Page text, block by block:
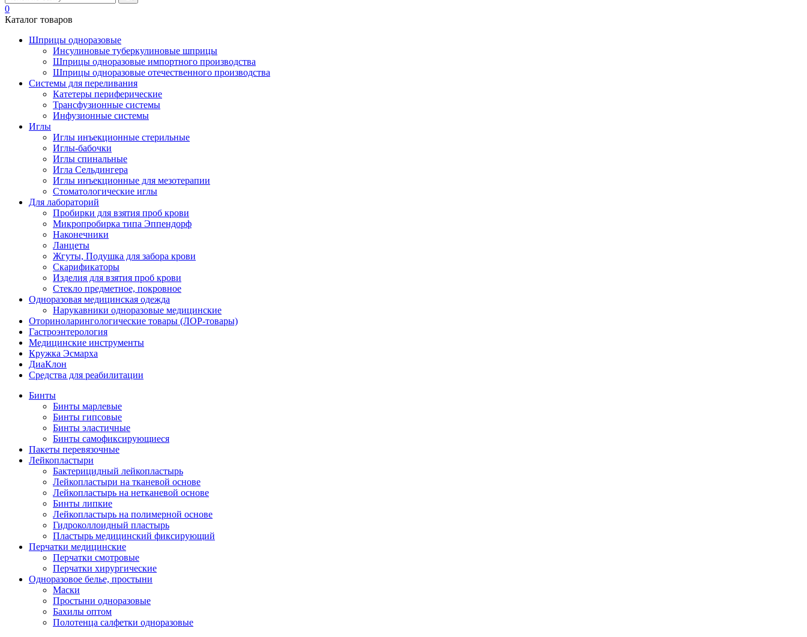
0
Каталог товаров
Шприцы одноразовые
Инсулиновые туберкулиновые шприцы
Шприцы одноразовые импортного производства
Шприцы одноразовые отечественного производства
Системы для переливания
Катетеры периферические
Трансфузионные системы
Инфузионные системы
Иглы
Иглы инъекционные стерильные
Иглы-бабочки
Иглы спинальные
Игла Сельдингера
Иглы инъекционные для мезотерапии
Стоматологические иглы
Для лабораторий
Пробирки для взятия проб крови
Микропробирка типа Эппендорф
Наконечники
Ланцеты
Жгуты, Подушка для забора крови
Скарификаторы
Изделия для взятия проб крови
Стекло предметное, покровное
Одноразовая медицинская одежда
Нарукавники одноразовые медицинские
Оториноларингологические товары (ЛОР-товары)
Гастроэнтерология
Медицинские инструменты
Кружка Эсмарха
ДиаКлон
Средства для реабилитации
Бинты
Бинты марлевые
Бинты гипсовые
Бинты эластичные
Бинты самофиксирующиеся
Пакеты перевязочные
Лейкопластыри
Бактерицидный лейкопластырь
Лейкопластыри на тканевой основе
Лейкопластырь на нетканевой основе
Бинты липкие
Лейкопластырь на полимерной основе
Гидроколлоидный пластырь
Пластырь медицинский фиксирующий
Перчатки медицинские
Перчатки смотровые
Перчатки хирургические
Одноразовое белье, простыни
Маски
Простыни одноразовые
Бахилы оптом
Полотенца салфетки одноразовые